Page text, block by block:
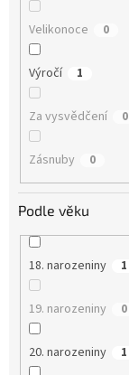
Velikonoce 0
Výročí 1
Za vysvědčení 0
Zásnuby 0
Podle věku
18. narozeniny 1
19. narozeniny 0
20. narozeniny 1